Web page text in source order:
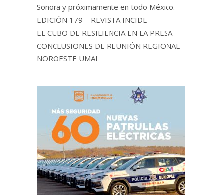
Sonora y próximamente en todo México.
EDICIÓN 179 – REVISTA INCIDE
EL CUBO DE RESILIENCIA EN LA PRESA
CONCLUSIONES DE REUNIÓN REGIONAL
NOROESTE UMAI